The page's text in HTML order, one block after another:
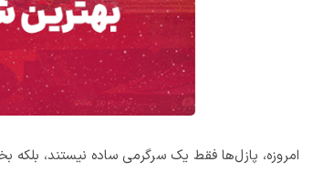
امروزه، پازل‌ها فقط یک سرگرمی ساده نیستند،